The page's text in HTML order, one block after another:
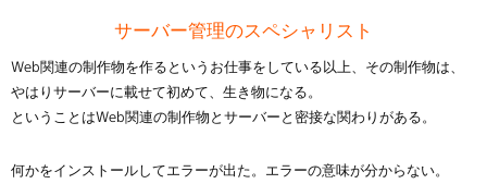
サーバー管理のスペシャリスト
Web関連の制作物を作るというお仕事をしている以上、その制作物は、
やはりサーバーに載せて初めて、生き物になる。
ということはWeb関連の制作物とサーバーと密接な関わりがある。
何かをインストールしてエラーが出た。エラーの意味が分からない。